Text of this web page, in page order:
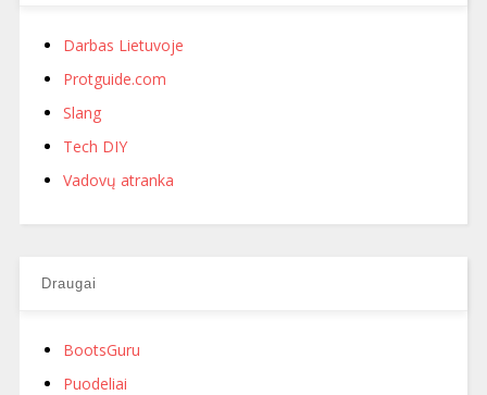
Darbas Lietuvoje
Protguide.com
Slang
Tech DIY
Vadovų atranka
Draugai
BootsGuru
Puodeliai